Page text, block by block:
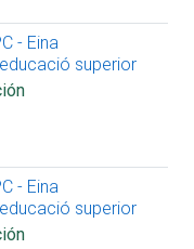
- Eina
superior
- Eina
superior